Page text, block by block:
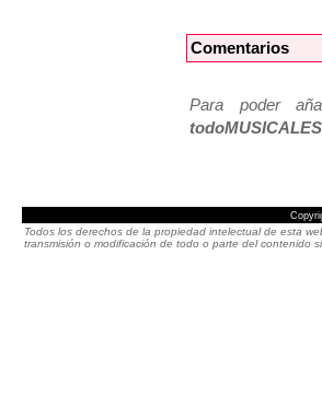
Comentarios
Para poder
todoMUSICALES
Todos los derechos de la propiedad intelectual de esta
transmisión o modificación de todo o parte del contenido